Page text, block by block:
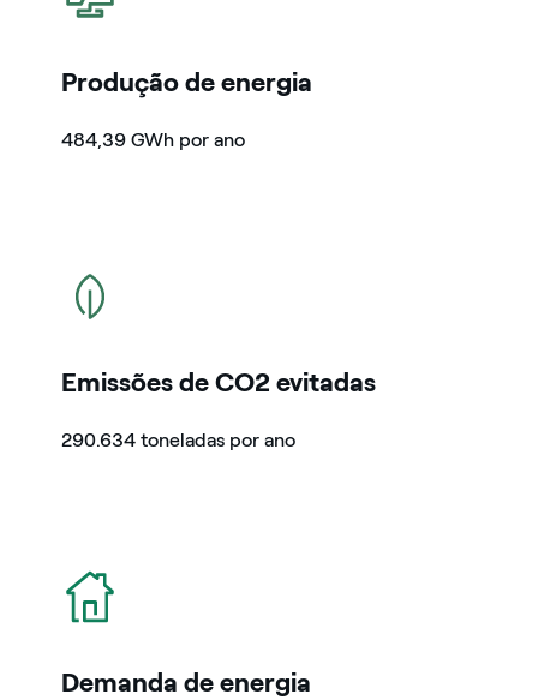
Produção de energia
484,39 GWh por ano
icon
Emissões de CO2 evitadas
290.634 toneladas por ano
icon
Demanda de energia